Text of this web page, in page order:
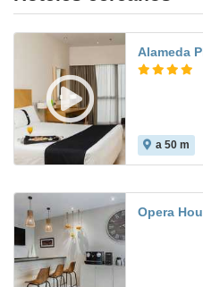
Alameda
a 50 m
Opera